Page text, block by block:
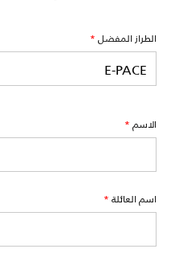
الطراز المفضل *
الاسم *
اسم العائلة *